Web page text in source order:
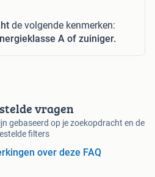
de volgende kenmerken:
A of zuiniger.
vragen
gebaseerd op je zoekopdracht en de
filters
over deze FAQ